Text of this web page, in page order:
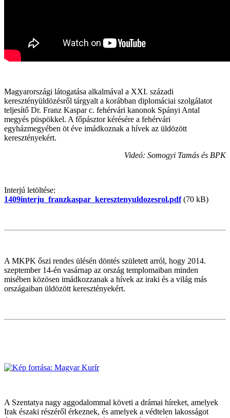
Magyarországi látogatása alkalmával a XXI. századi
keresztényüldözésről tárgyalt a korábban diplomáciai szolgálatot
teljesítő Dr. Franz Kaspar c. fehérvári kanonok Spányi Antal
megyés püspökkel. A főpásztor kérésére a fehérvári
egyházmegyében öt éve imádkoznak a hívek az üldözött
keresztényekért.
Videó: Somogyi Tamás és BPK
Interjú letöltése:
1409interju_franzkaspar_keresztenyuldozesrol.pdf(70 kB)
A MKPK őszi rendes ülésén döntés született arról, hogy 2014.
szeptember 14-én vasárnap az ország templomaiban minden
misében közösen imádkozzanak a hívek az iraki és a világ más
országaiban üldözött keresztényekért.
A Szentatya nagy aggodalommal követi a drámai híreket, amelyek
Irak északi részéről érkeznek, és amelyek a védtelen lakosságot